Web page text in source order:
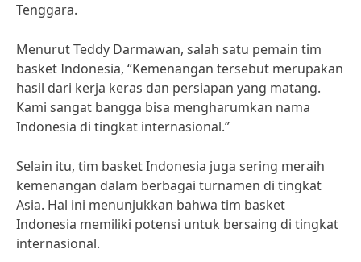
Tenggara.
Menurut Teddy Darmawan, salah satu pemain tim
basket Indonesia, “Kemenangan tersebut merupakan
hasil dari kerja keras dan persiapan yang matang.
Kami sangat bangga bisa mengharumkan nama
Indonesia di tingkat internasional.”
Selain itu, tim basket Indonesia juga sering meraih
kemenangan dalam berbagai turnamen di tingkat
Asia. Hal ini menunjukkan bahwa tim basket
Indonesia memiliki potensi untuk bersaing di tingkat
internasional.